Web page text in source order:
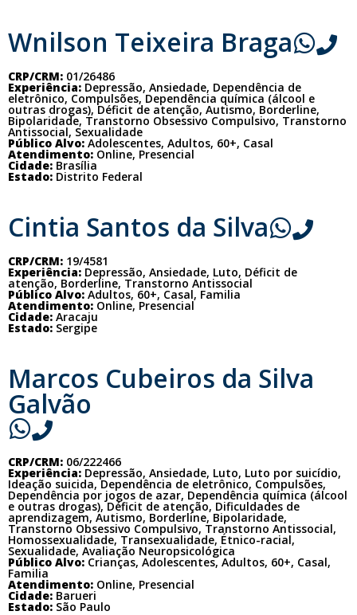
Wnilson Teixeira Braga
CRP/CRM: 01/26486
Experiência: Depressão, Ansiedade, Dependência de
eletrônico, Compulsões, Dependência química (álcool e
outras drogas), Déficit de atenção, Autismo, Borderline,
Bipolaridade, Transtorno Obsessivo Compulsivo, Transtorno
Antissocial, Sexualidade
Público Alvo: Adolescentes, Adultos, 60+, Casal
Atendimento: Online, Presencial
Cidade: Brasília
Estado: Distrito Federal
Cintia Santos da Silva
CRP/CRM: 19/4581
Experiência: Depressão, Ansiedade, Luto, Déficit de
atenção, Borderline, Transtorno Antissocial
Público Alvo: Adultos, 60+, Casal, Familia
Atendimento: Online, Presencial
Cidade: Aracaju
Estado: Sergipe
Marcos Cubeiros da Silva
Galvão
CRP/CRM: 06/222466
Experiência: Depressão, Ansiedade, Luto, Luto por suicídio,
Ideação suicida, Dependência de eletrônico, Compulsões,
Dependência por jogos de azar, Dependência química (álcool
e outras drogas), Déficit de atenção, Dificuldades de
aprendizagem, Autismo, Borderline, Bipolaridade,
Transtorno Obsessivo Compulsivo, Transtorno Antissocial,
Homossexualidade, Transexualidade, Étnico-racial,
Sexualidade, Avaliação Neuropsicológica
Público Alvo: Crianças, Adolescentes, Adultos, 60+, Casal,
Familia
Atendimento: Online, Presencial
Cidade: Barueri
Estado: São Paulo